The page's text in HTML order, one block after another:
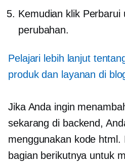
Kemudian klik Perbarui
perubahan.
Pelajari lebih lanjut
produk dan layanan di
Jika Anda ingin
sekarang di backend,
menggunakan kode html.
bagian berikutnya untuk